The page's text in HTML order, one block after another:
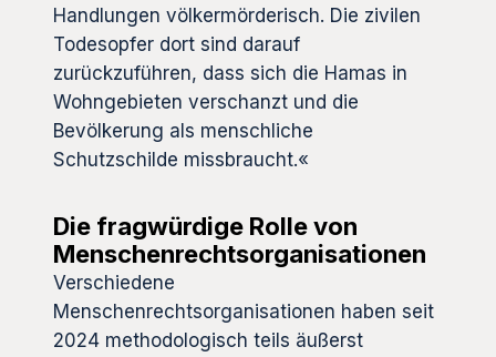
Handlungen völkermörderisch. Die zivilen
Todesopfer dort sind darauf
zurückzuführen, dass sich die Hamas in
Wohngebieten verschanzt und die
Bevölkerung als menschliche
Schutzschilde missbraucht.«
Die fragwürdige Rolle von
Menschenrechtsorganisationen
Verschiedene
Menschenrechtsorganisationen haben seit
2024 methodologisch teils äußerst